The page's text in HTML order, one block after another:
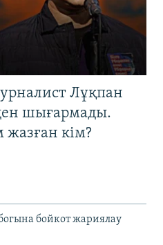
Лұқпан
шығармады.
кім?
бойкот жариялау